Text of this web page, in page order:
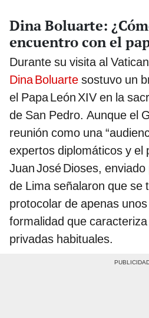
Dina Boluarte:
encuentro con el
Durante su visita al
Dina Boluarte sostuvo un
el Papa León XIV en la
de San Pedro. Aunque el
reunión como una
expertos diplomáticos y el
Juan José Dioses,
de Lima señalaron que se
protocolar de apenas
formalidad que
privadas habituales.